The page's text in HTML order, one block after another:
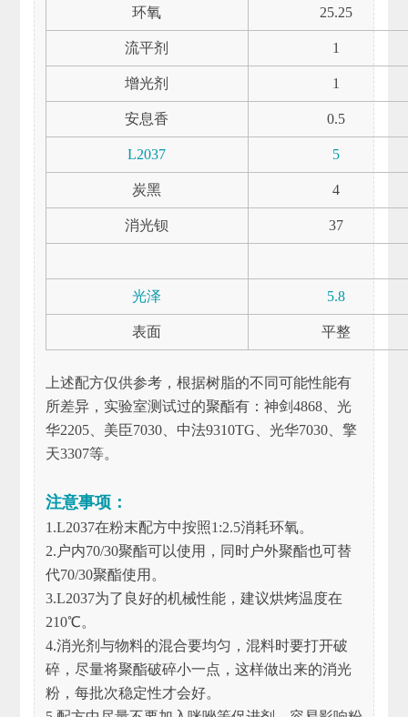
环氧 25.25
流平剂 1
增光剂 1
安息香 0.5
L2037 5
炭黑 4
消光钡 37
光泽 5.8
表面 平整
上述配方仅供参考，根据树脂的不同可能性能有
所差异，实验室测试过的聚酯有：神剑4868、光
华2205、美臣7030、中法9310TG、光华7030、擎
天3307等。
注意事项：
1.L2037在粉末配方中按照1:2.5消耗环氧。
2.户内70/30聚酯可以使用，同时户外聚酯也可替
代70/30聚酯使用。
3.L2037为了良好的机械性能，建议烘烤温度在
210℃。
4.消光剂与物料的混合要均匀，混料时要打开破
碎，尽量将聚酯破碎小一点，这样做出来的消光
粉，每批次稳定性才会好。